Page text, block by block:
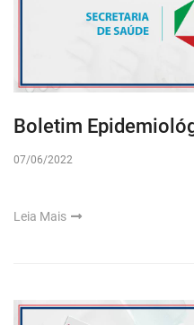
Boletim
07/06/2022
Leia Mais